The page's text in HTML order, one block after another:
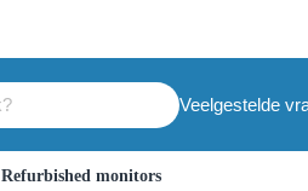
Veelgestelde
Refurbished monitors